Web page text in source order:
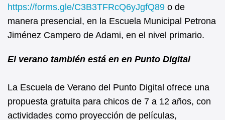
https://forms.gle/C3B3TFRcQ6yJgfQ89 o de
manera presencial, en la Escuela Municipal Petrona
Jiménez Campero de Adami, en el nivel primario.
El verano también está en en Punto Digital
La Escuela de Verano del Punto Digital ofrece una
propuesta gratuita para chicos de 7 a 12 años, con
actividades como proyección de películas,